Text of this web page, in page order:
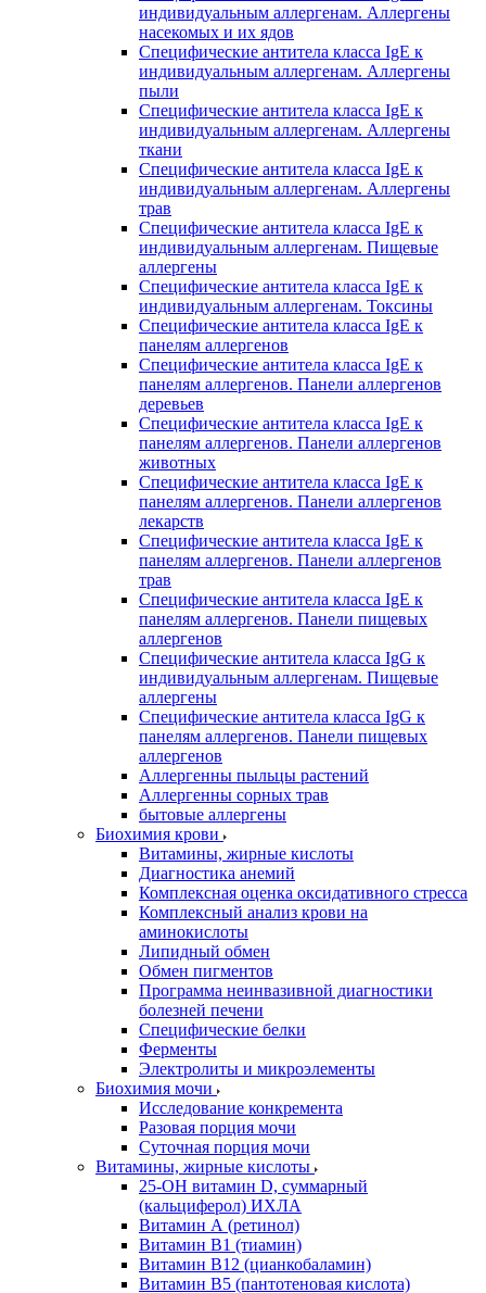
индивидуальным аллергенам. Аллергены
насекомых и их ядов
Специфические антитела класса IgE к
индивидуальным аллергенам. Аллергены
пыли
Специфические антитела класса IgE к
индивидуальным аллергенам. Аллергены
ткани
Специфические антитела класса IgE к
индивидуальным аллергенам. Аллергены
трав
Специфические антитела класса IgE к
индивидуальным аллергенам. Пищевые
аллергены
Специфические антитела класса IgE к
индивидуальным аллергенам. Токсины
Специфические антитела класса IgE к
панелям аллергенов
Специфические антитела класса IgE к
панелям аллергенов. Панели аллергенов
деревьев
Специфические антитела класса IgE к
панелям аллергенов. Панели аллергенов
животных
Специфические антитела класса IgE к
панелям аллергенов. Панели аллергенов
лекарств
Специфические антитела класса IgE к
панелям аллергенов. Панели аллергенов
трав
Специфические антитела класса IgE к
панелям аллергенов. Панели пищевых
аллергенов
Специфические антитела класса IgG к
индивидуальным аллергенам. Пищевые
аллергены
Специфические антитела класса IgG к
панелям аллергенов. Панели пищевых
аллергенов
Аллергенны пыльцы растений
Аллергенны сорных трав
бытовые аллергены
Биохимия крови
Витамины, жирные кислоты
Диагностика анемий
Комплексная оценка оксидативного стресса
Комплексный анализ крови на
аминокислоты
Липидный обмен
Обмен пигментов
Программа неинвазивной диагностики
болезней печени
Специфические белки
Ферменты
Электролиты и микроэлементы
Биохимия мочи
Исследование конкремента
Разовая порция мочи
Суточная порция мочи
Витамины, жирные кислоты
25-OH витамин D, суммарный
(кальциферол) ИХЛА
Витамин А (ретинол)
Витамин В1 (тиамин)
Витамин В12 (цианкобаламин)
Витамин В5 (пантотеновая кислота)